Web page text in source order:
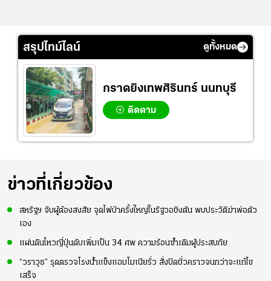
สรุปไทม์ไลน์ ดูทั้งหมด
กราดยิงเทพศิรินทร์ นนทบุรี
ติดตาม
ข่าวที่เกี่ยวข้อง
สหรัฐฯ จับผู้ต้องสงสัย จุดไฟป่าครั้งใหญ่ในรัฐวอชิงตัน พบประวัติฆ่าพ่อตัว
เอง
แผ่นดินไหวญี่ปุ่นดับเพิ่มเป็น 34 ศพ ความร้อนซ้ำเติมผู้ประสบภัย
“วราวุธ” รุดตรวจโรงน้ำแข็งแอมโมเนียรั่ว สั่งปิดชั่วคราวจนกว่าจะแก้ไข
เสร็จ